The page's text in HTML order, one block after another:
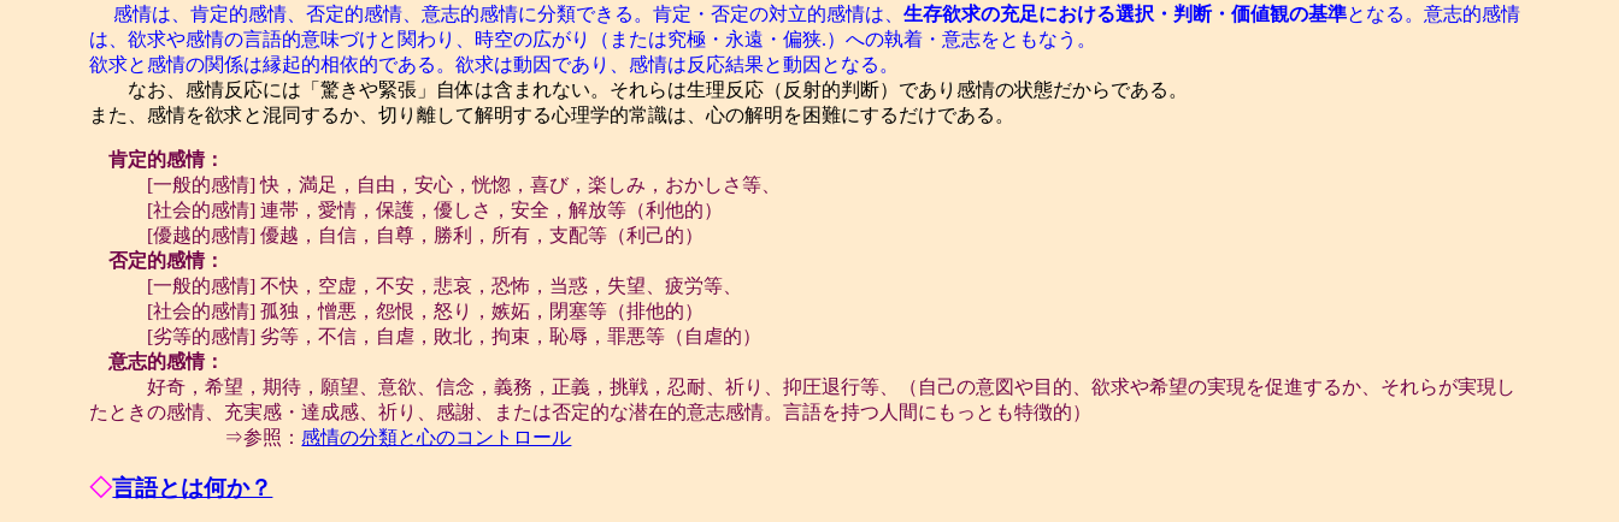
感情は、肯定的感情、否定的感情、意志的感情に分類できる。肯定・否定の対立的感情は、生存欲求の充足における選択・判断・価値観の基準となる。意志的感情
は、欲求や感情の言語的意味づけと関わり、時空の広がり（または究極・永遠・偏狭.）への執着・意志をともなう。
欲求と感情の関係は縁起的相依的である。欲求は動因であり、感情は反応結果と動因となる。
なお、感情反応には「驚きや緊張」自体は含まれない。それらは生理反応（反射的判断）であり感情の状態だからである。
また、感情を欲求と混同するか、切り離して解明する心理学的常識は、心の解明を困難にするだけである。
肯定的感情：
[一般的感情] 快，満足，自由，安心，恍惚，喜び，楽しみ，おかしさ等、
[社会的感情] 連帯，愛情，保護，優しさ，安全，解放等（利他的）
[優越的感情] 優越，自信，自尊，勝利，所有，支配等（利己的）
否定的感情：
[一般的感情] 不快，空虚，不安，悲哀，恐怖，当惑，失望、疲労等、
[社会的感情] 孤独，憎悪，怨恨，怒り，嫉妬，閉塞等（排他的）
[劣等的感情] 劣等，不信，自虐，敗北，拘束，恥辱，罪悪等（自虐的）
意志的感情：
好奇，希望，期待，願望、意欲、信念，義務，正義，挑戦，忍耐、祈り、抑圧退行等、（自己の意図や目的、欲求や希望の実現を促進するか、それらが実現し
たときの感情、充実感・達成感、祈り、感謝、または否定的な潜在的意志感情。言語を持つ人間にもっとも特徴的）
⇒参照：感情の分類と心のコントロール
◇言語とは何か？